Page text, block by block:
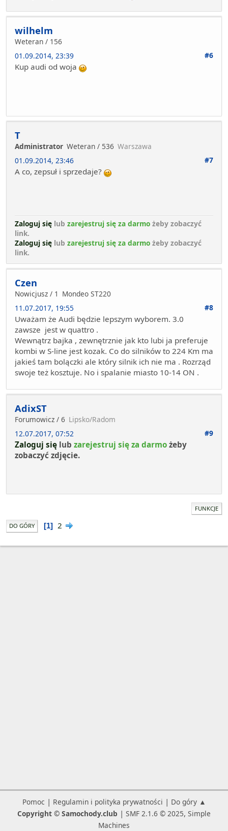
wilhelm
Weteran / 156
01.09.2014, 23:39
#6
Kup audi od woja
T
Administrator Weteran / 536 Warszawa
01.09.2014, 23:46
#7
A co, zepsuł i sprzedaje?
Zaloguj się lub zarejestruj się za darmo żeby zobaczyć
link.
Zaloguj się lub zarejestruj się za darmo żeby zobaczyć
link.
Czen
Nowicjusz / 1 Mondeo ST220
11.07.2017, 19:55
#8
Uważam że Audi będzie lepszym wyborem. 3.0
zawsze jest w quattro .
Wewnątrz bajka , zewnętrznie jak kto lubi ja preferuje
kombi w S-line jest kozak. Co do silników to 224 Km ma
jakieś tam bolączki ale który silnik ich nie ma . Rozrząd
swoje też kosztuje. No i spalanie miasto 10-14 ON .
AdixST
Forumowicz / 6 Lipsko/Radom
12.07.2017, 07:52
#9
Zaloguj się lub zarejestruj się za darmo żeby
zobaczyć zdjęcie.
FUNKCJE
DO GÓRY 1 2
Pomoc | Regulamin i polityka prywatności | Do góry ▲
Copyright © Samochody.club | SMF 2.1.6 © 2025, Simple
Machines